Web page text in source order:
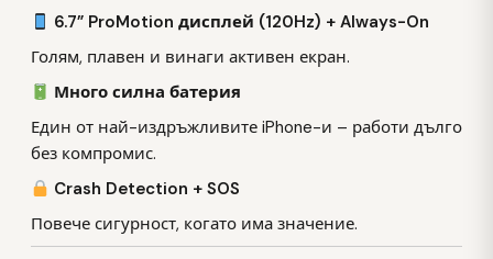
6.7” ProMotion дисплей (120Hz) + Always-On
Голям, плавен и винаги активен екран.
Много силна батерия
Един от най-издръжливите iPhone-и – работи дълго
без компромис.
Crash Detection + SOS
Повече сигурност, когато има значение.